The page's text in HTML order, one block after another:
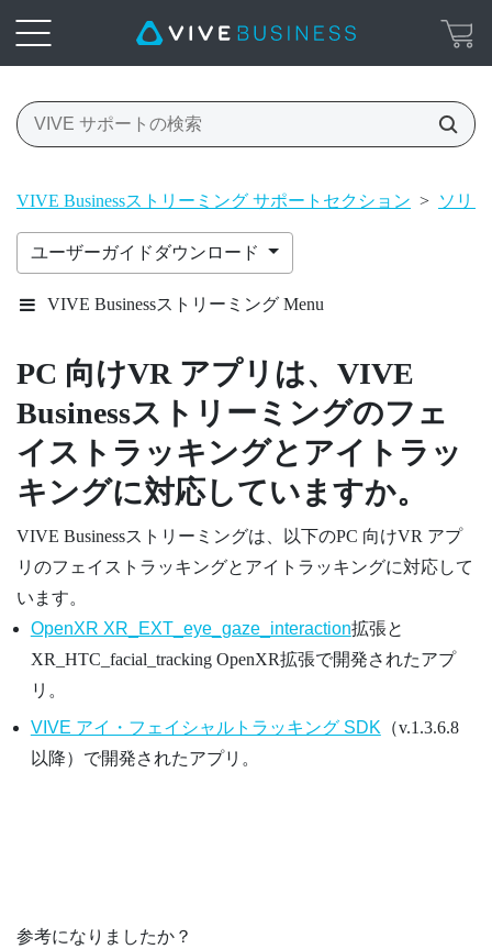
VIVE Businessストリーミング サポートセクション > ソリ
ユーザーガイドダウンロード
VIVE Businessストリーミング Menu
PC 向けVR アプリは、 VIVE
Businessストリーミングのフェ
イストラッキングとアイトラッ
キングに対応していますか。
VIVE Businessストリーミングは、以下のPC 向けVR アプ
リのフェイストラッキングとアイトラッキングに対応して
います。
OpenXR XR_EXT_eye_gaze_interaction拡張と
XR_HTC_facial_tracking OpenXR拡張で開発されたアプ
リ。
VIVE アイ・フェイシャルトラッキング SDK （v.1.3.6.8
以降）で開発されたアプリ。
参考になりましたか？